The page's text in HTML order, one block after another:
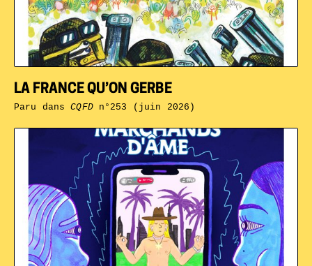
LA FRANCE QU’ON GERBE
Paru dansCQFDn°253 (juin 2026)